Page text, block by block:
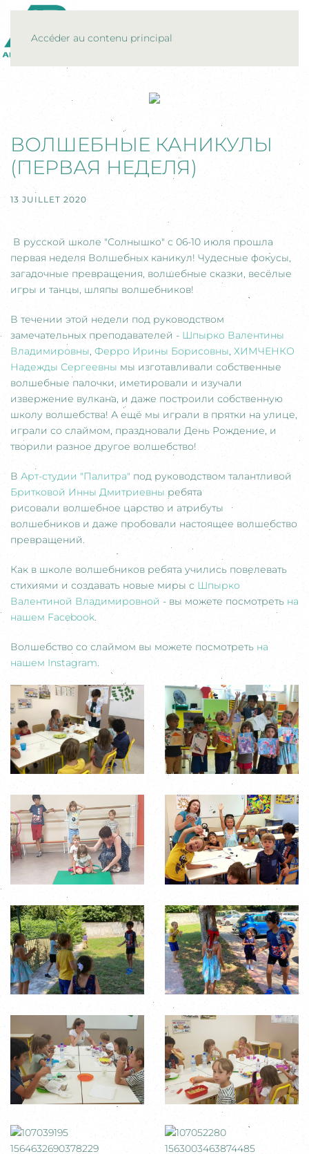
Accéder au contenu principal
ВОЛШЕБНЫЕ КАНИКУЛЫ
(ПЕРВАЯ НЕДЕЛЯ)
13 JUILLET 2020
В русской школе "Солнышко" с 06-10 июля прошла
первая неделя Волшебных каникул! Чудесные фокусы,
загадочные превращения, волшебные сказки, весёлые
игры и танцы, шляпы волшебников!
В течении этой недели под руководством
замечательных преподавателей - Шпырко Валентины
Владимировны, Ферро Ирины Борисовны, ХИМЧЕНКО
Надежды Сергеевны мы изготавливали собственные
волшебные палочки, иметировали и изучали
извержение вулкана, и даже построили собственную
школу волшебства! А ещё мы играли в прятки на улице,
играли со слаймом, праздновали День Рождение, и
творили разное другое волшебство!
В Арт-студии "Палитра" под руководством талантливой
Бритковой Инны Дмитриевны ребята
рисовали волшебное царство и атрибуты
волшебников и даже пробовали настоящее волшебство
превращений.
Как в школе волшебников ребята учились повелевать
стихиями и создавать новые миры с Шпырко
Валентиной Владимировной - вы можете посмотреть на
нашем Facebook.
Волшебство со слаймом вы можете посмотреть на
нашем Instagram.